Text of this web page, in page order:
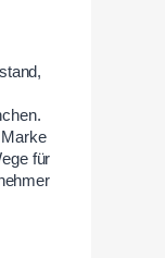
für